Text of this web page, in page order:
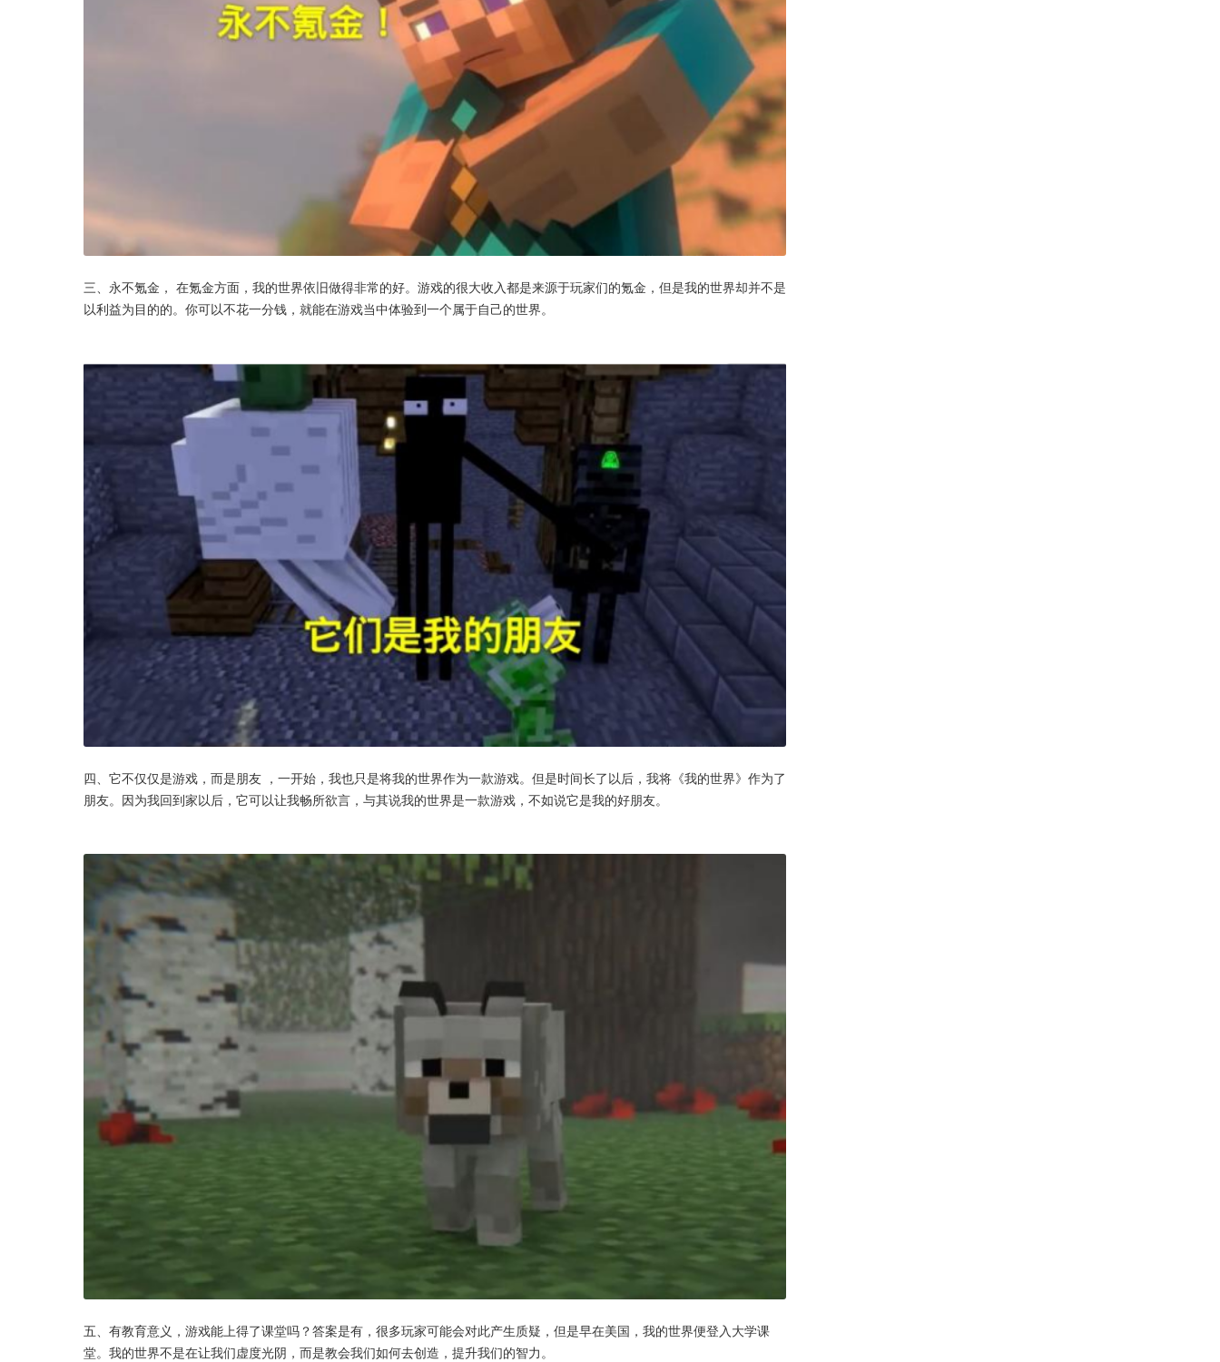
三、永不氪金， 在氪金方面，我的世界依旧做得非常的好。游戏的很大收入都是来源于玩家们的氪金，但是我的世界却并不是
以利益为目的的。你可以不花一分钱，就能在游戏当中体验到一个属于自己的世界。
四、它不仅仅是游戏，而是朋友 ，一开始，我也只是将我的世界作为一款游戏。但是时间长了以后，我将《我的世界》作为了
朋友。因为我回到家以后，它可以让我畅所欲言，与其说我的世界是一款游戏，不如说它是我的好朋友。
五、有教育意义，游戏能上得了课堂吗？答案是有，很多玩家可能会对此产生质疑，但是早在美国，我的世界便登入大学课
堂。我的世界不是在让我们虚度光阴，而是教会我们如何去创造，提升我们的智力。